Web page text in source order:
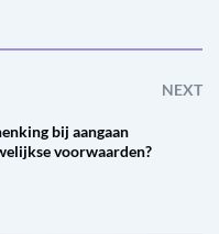
NEXT
bij aangaan
voorwaarden?